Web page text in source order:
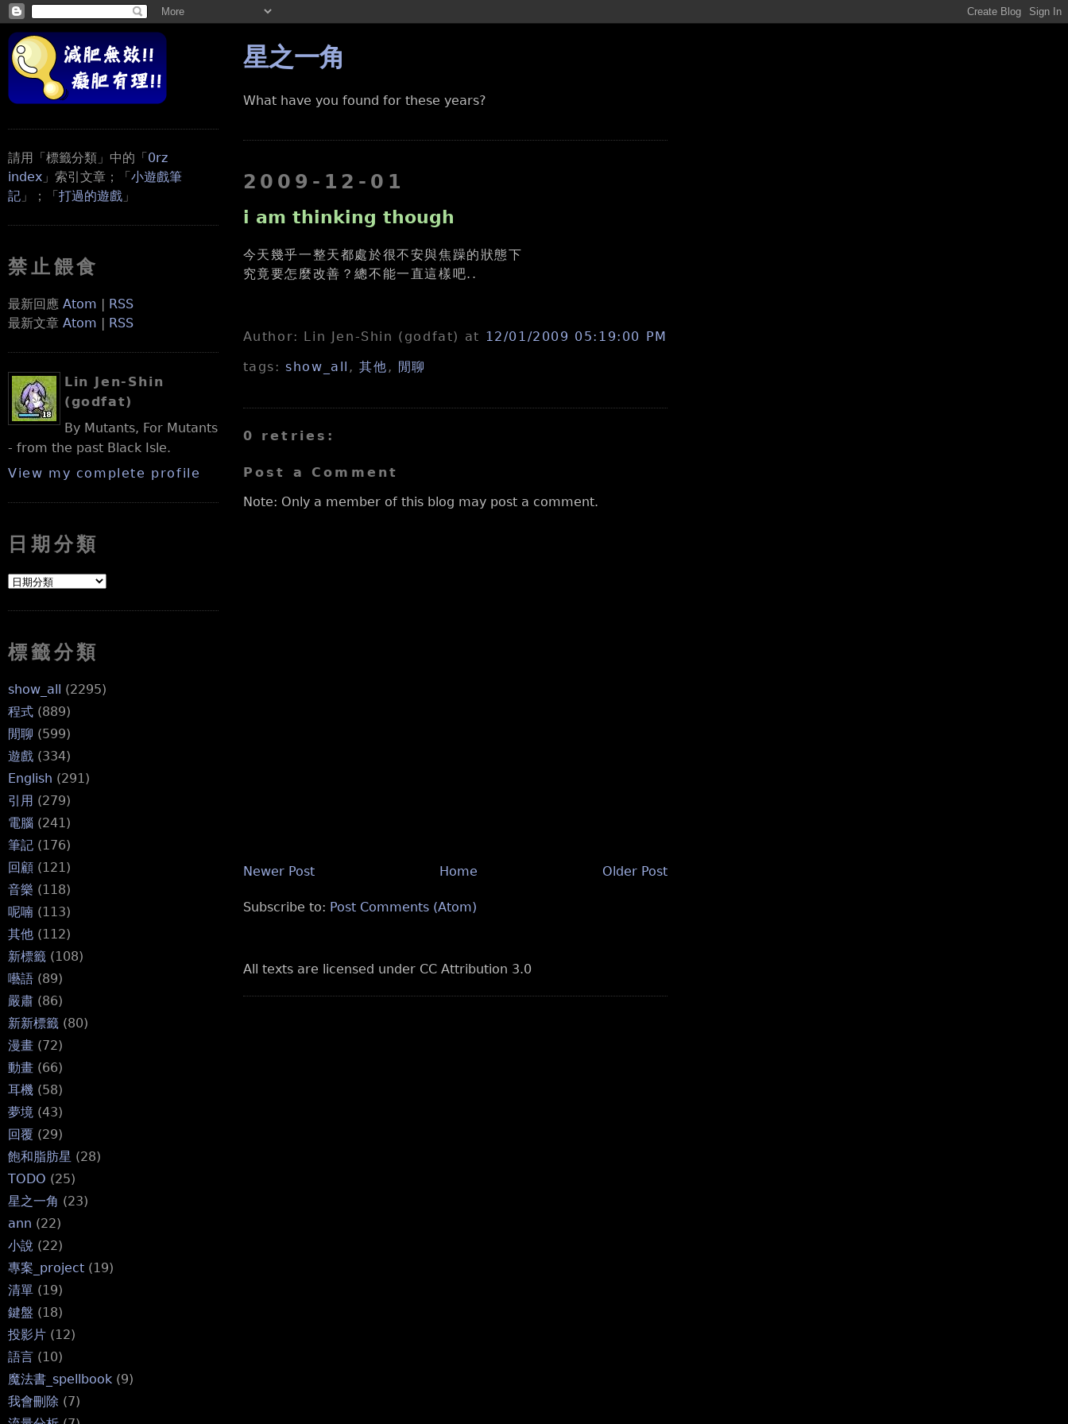
請用「標籤分類」中的「0rz
index 」索引文章；「小遊戲筆
記 」；「打過的遊戲 」
禁止餵食
最新回應 Atom | RSS
最新文章 Atom | RSS
Lin Jen-Shin
(godfat)
By Mutants, For Mutants
- from the past Black Isle.
View my complete profile
日期分類
標籤分類
show_all (2295)
程式 (889)
閒聊 (599)
遊戲 (334)
English (291)
引用 (279)
電腦 (241)
筆記 (176)
回顧 (121)
音樂 (118)
呢喃 (113)
其他 (112)
新標籤 (108)
囈語 (89)
嚴肅 (86)
新新標籤 (80)
漫畫 (72)
動畫 (66)
耳機 (58)
夢境 (43)
回覆 (29)
飽和脂肪星 (28)
TODO (25)
星之一角 (23)
ann (22)
小說 (22)
專案_project (19)
清單 (19)
鍵盤 (18)
投影片 (12)
語言 (10)
魔法書_spellbook (9)
我會刪除 (7)
星之一角
What have you found for these years?
2009-12-01
i am thinking though
今天幾乎一整天都處於很不安與焦躁的狀態下
究竟要怎麼改善？總不能一直這樣吧..
Author: Lin Jen-Shin (godfat) at 12/01/2009 05:19:00 PM
tags:show_all ,其他 , 閒聊
0 retries:
Post a Comment
Note: Only a member of this blog may post a comment.
Newer Post Older Post
Home
Subscribe to: Post Comments (Atom)
All texts are licensed under CC Attribution 3.0